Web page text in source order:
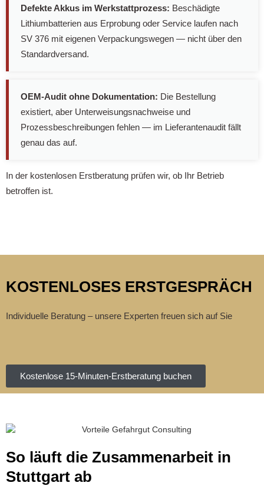
Defekte Akkus im Werkstattprozess: Beschädigte
Lithiumbatterien aus Erprobung oder Service laufen nach
SV 376 mit eigenen Verpackungswegen — nicht über den
Standardversand.
OEM-Audit ohne Dokumentation: Die Bestellung
existiert, aber Unterweisungsnachweise und
Prozessbeschreibungen fehlen — im Lieferantenaudit fällt
genau das auf.
In der kostenlosen Erstberatung prüfen wir, ob Ihr Betrieb
betroffen ist.
KOSTENLOSES ERSTGESPRÄCH
Individuelle Beratung – unsere Experten freuen sich auf Sie
Kostenlose 15-Minuten-Erstberatung buchen
So läuft die Zusammenarbeit in
Stuttgart ab